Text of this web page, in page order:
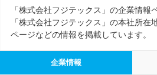
「株式会社フジテックス」の企業情報
「株式会社フジテックス」の本社所在
ページなどの情報を掲載しています。
企業情報